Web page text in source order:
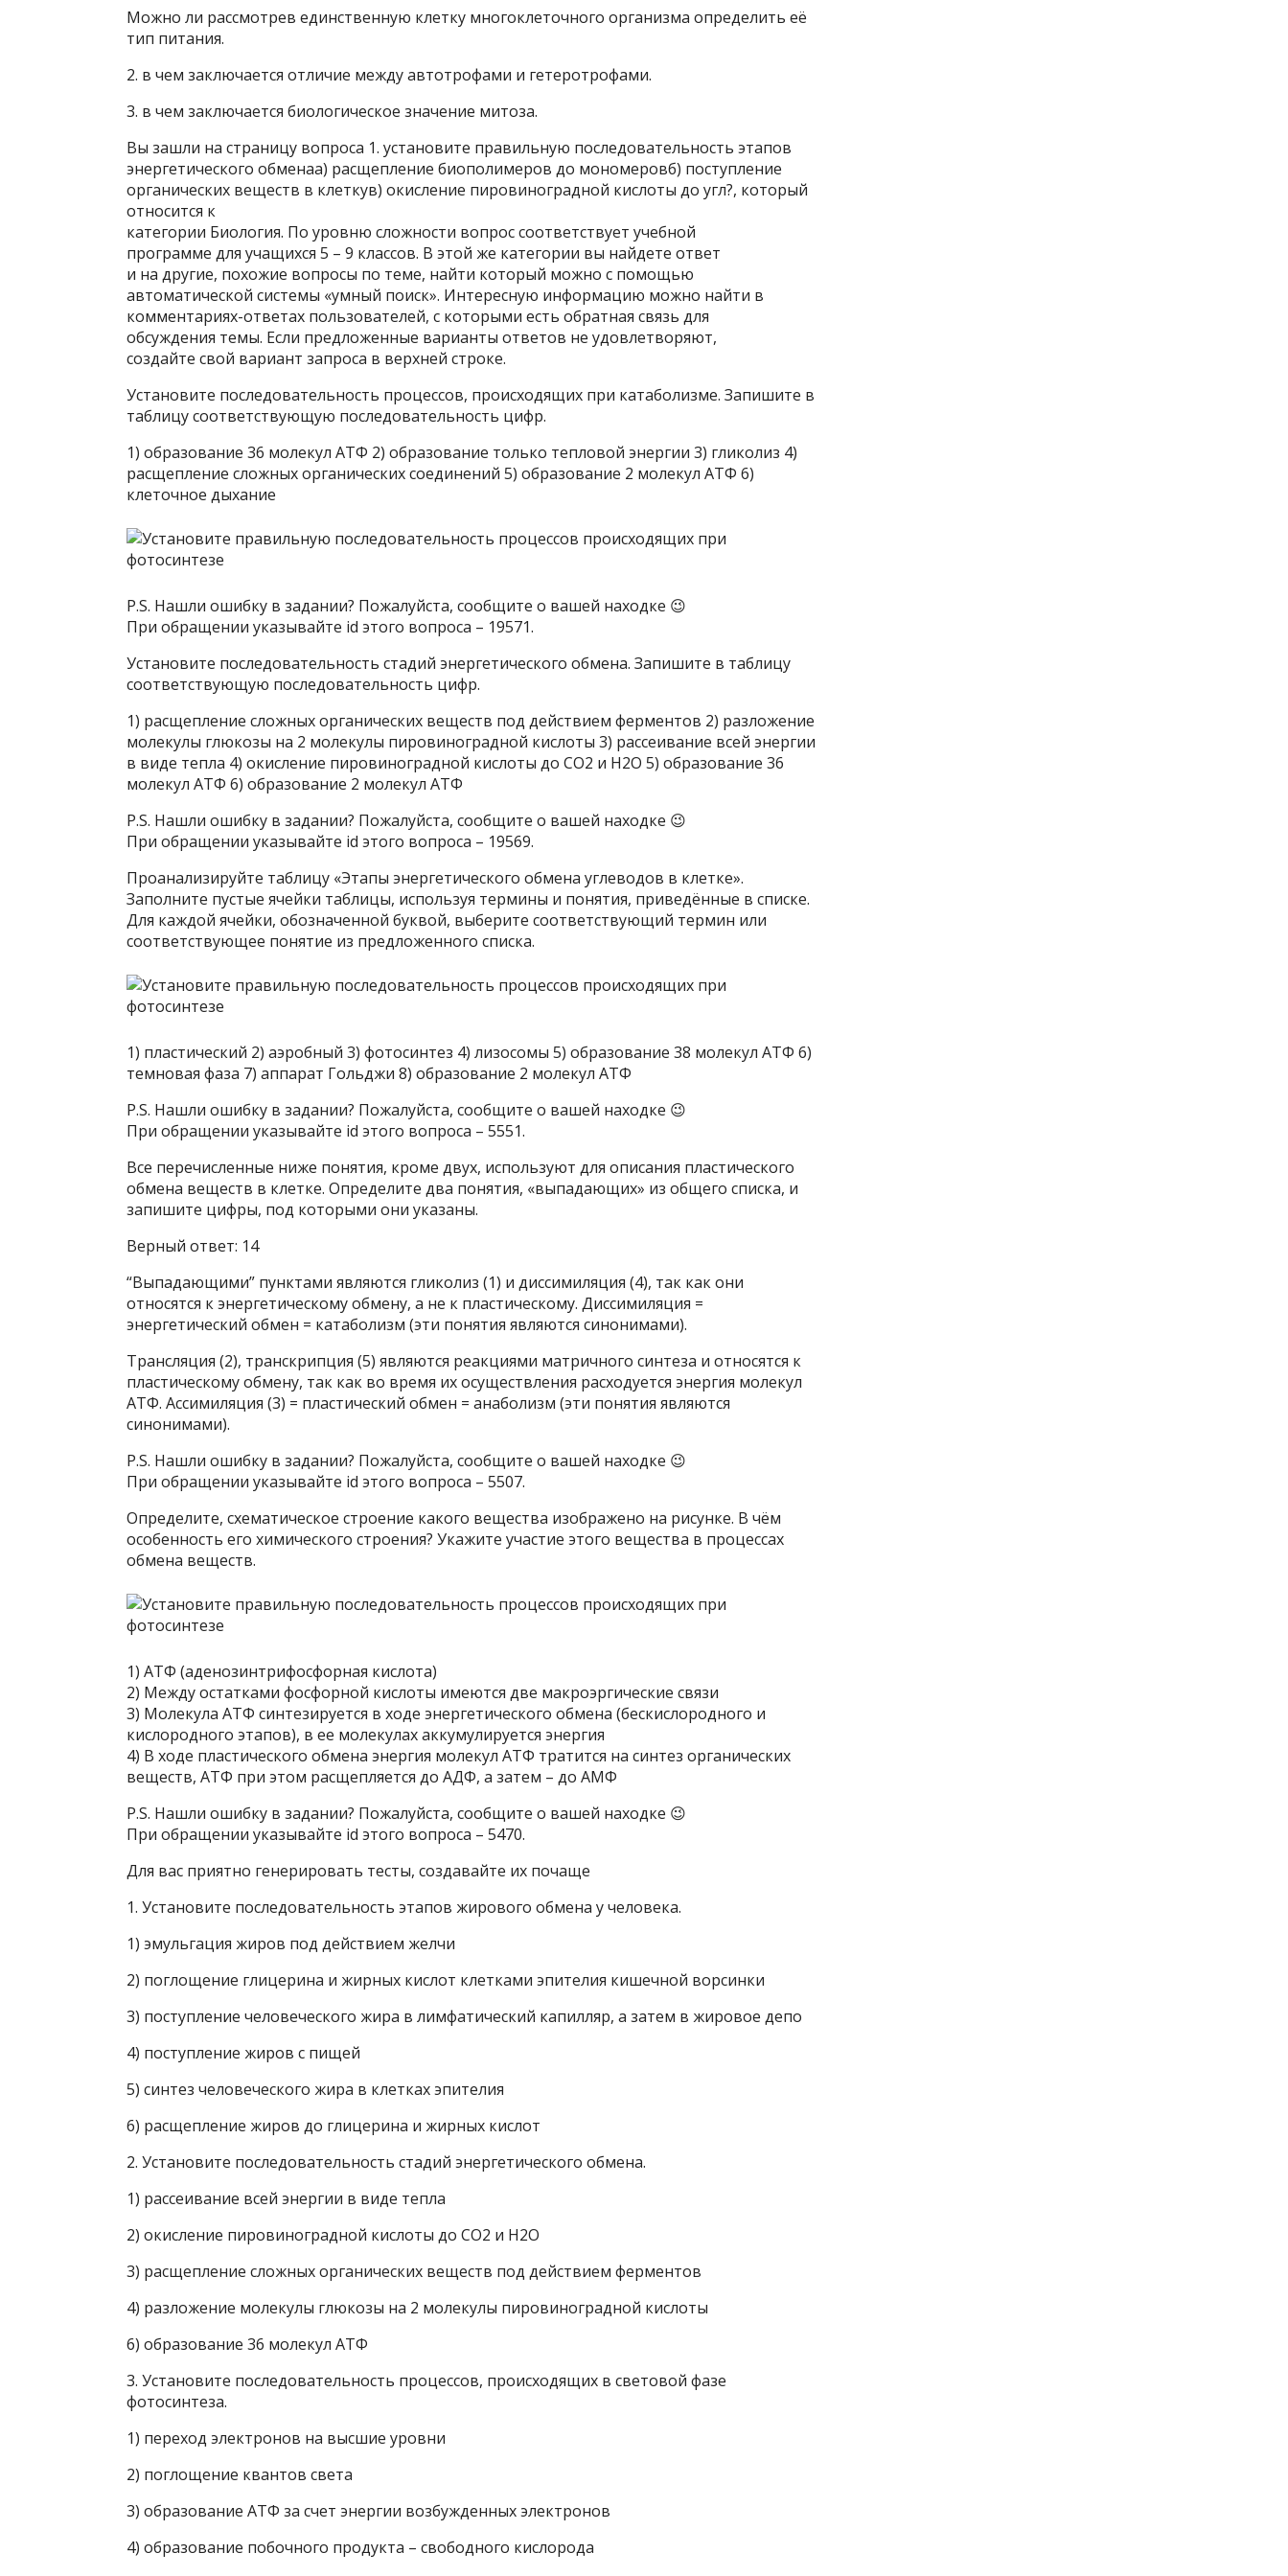
Можно ли рассмотрев единственную клетку многоклеточного организма определить её
тип питания.
2. в чем заключается отличие между автотрофами и гетеротрофами.
3. в чем заключается биологическое значение митоза.
Вы зашли на страницу вопроса 1. установите правильную последовательность этапов
энергетического обменаа) расщепление биополимеров до мономеровб) поступление
органических веществ в клеткув) окисление пировиноградной кислоты до угл?, который
относится к
категории Биология. По уровню сложности вопрос соответствует учебной
программе для учащихся 5 – 9 классов. В этой же категории вы найдете ответ
и на другие, похожие вопросы по теме, найти который можно с помощью
автоматической системы «умный поиск». Интересную информацию можно найти в
комментариях-ответах пользователей, с которыми есть обратная связь для
обсуждения темы. Если предложенные варианты ответов не удовлетворяют,
создайте свой вариант запроса в верхней строке.
Установите последовательность процессов, происходящих при катаболизме. Запишите в
таблицу соответствующую последовательность цифр.
1) образование 36 молекул АТФ 2) образование только тепловой энергии 3) гликолиз 4)
расщепление сложных органических соединений 5) образование 2 молекул АТФ 6)
клеточное дыхание
P.S. Нашли ошибку в задании? Пожалуйста, сообщите о вашей находке 😉
При обращении указывайте id этого вопроса – 19571.
Установите последовательность стадий энергетического обмена. Запишите в таблицу
соответствующую последовательность цифр.
1) расщепление сложных органических веществ под действием ферментов 2) разложение
молекулы глюкозы на 2 молекулы пировиноградной кислоты 3) рассеивание всей энергии
в виде тепла 4) окисление пировиноградной кислоты до CO2 и H2O 5) образование 36
молекул АТФ 6) образование 2 молекул АТФ
P.S. Нашли ошибку в задании? Пожалуйста, сообщите о вашей находке 😉
При обращении указывайте id этого вопроса – 19569.
Проанализируйте таблицу «Этапы энергетического обмена углеводов в клетке».
Заполните пустые ячейки таблицы, используя термины и понятия, приведённые в списке.
Для каждой ячейки, обозначенной буквой, выберите соответствующий термин или
соответствующее понятие из предложенного списка.
1) пластический 2) аэробный 3) фотосинтез 4) лизосомы 5) образование 38 молекул АТФ 6)
темновая фаза 7) аппарат Гольджи 8) образование 2 молекул АТФ
P.S. Нашли ошибку в задании? Пожалуйста, сообщите о вашей находке 😉
При обращении указывайте id этого вопроса – 5551.
Все перечисленные ниже понятия, кроме двух, используют для описания пластического
обмена веществ в клетке. Определите два понятия, «выпадающих» из общего списка, и
запишите цифры, под которыми они указаны.
Верный ответ: 14
“Выпадающими” пунктами являются гликолиз (1) и диссимиляция (4), так как они
относятся к энергетическому обмену, а не к пластическому. Диссимиляция =
энергетический обмен = катаболизм (эти понятия являются синонимами).
Трансляция (2), транскрипция (5) являются реакциями матричного синтеза и относятся к
пластическому обмену, так как во время их осуществления расходуется энергия молекул
АТФ. Ассимиляция (3) = пластический обмен = анаболизм (эти понятия являются
синонимами).
P.S. Нашли ошибку в задании? Пожалуйста, сообщите о вашей находке 😉
При обращении указывайте id этого вопроса – 5507.
Определите, схематическое строение какого вещества изображено на рисунке. В чём
особенность его химического строения? Укажите участие этого вещества в процессах
обмена веществ.
1) АТФ (аденозинтрифосфорная кислота)
2) Между остатками фосфорной кислоты имеются две макроэргические связи
3) Молекула АТФ синтезируется в ходе энергетического обмена (бескислородного и
кислородного этапов), в ее молекулах аккумулируется энергия
4) В ходе пластического обмена энергия молекул АТФ тратится на синтез органических
веществ, АТФ при этом расщепляется до АДФ, а затем – до АМФ
P.S. Нашли ошибку в задании? Пожалуйста, сообщите о вашей находке 😉
При обращении указывайте id этого вопроса – 5470.
Для вас приятно генерировать тесты, создавайте их почаще
1. Установите последовательность этапов жирового обмена у человека.
1) эмульгация жиров под действием желчи
2) поглощение глицерина и жирных кислот клетками эпителия кишечной ворсинки
3) поступление человеческого жира в лимфатический капилляр, а затем в жировое депо
4) поступление жиров с пищей
5) синтез человеческого жира в клетках эпителия
6) расщепление жиров до глицерина и жирных кислот
2. Установите последовательность стадий энергетического обмена.
1) рассеивание всей энергии в виде тепла
2) окисление пировиноградной кислоты до СО2 и Н2О
3) расщепление сложных органических веществ под действием ферментов
4) разложение молекулы глюкозы на 2 молекулы пировиноградной кислоты
6) образование 36 молекул АТФ
3. Установите последовательность процессов, происходящих в световой фазе
фотосинтеза.
1) переход электронов на высшие уровни
2) поглощение квантов света
3) образование АТФ за счет энергии возбужденных электронов
4) образование побочного продукта – свободного кислорода